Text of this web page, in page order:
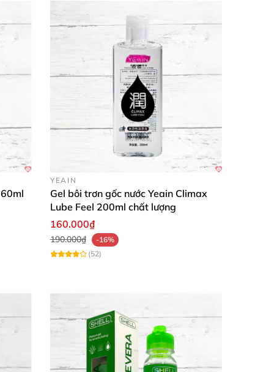
YEAIN
Gel bôi trơn gốc nước Yeain Climax
Lube Feel 200ml chất lượng
160.000₫
190.000₫
-16%
(52)